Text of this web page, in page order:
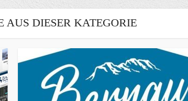
DIESER KATEGORIE